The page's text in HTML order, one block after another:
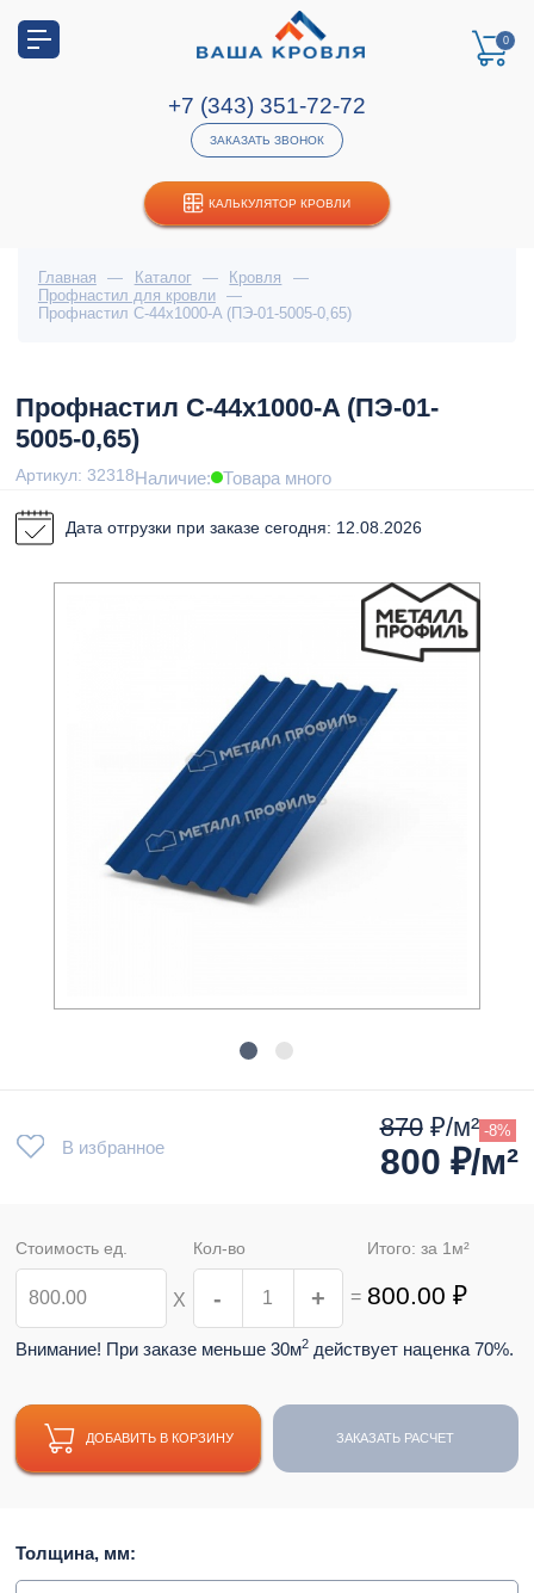
КАЛЬКУЛЯТОР КРОВЛИ
0
+7 (343) 351-72-72
ЗАКАЗАТЬ ЗВОНОК
Главная — Каталог — Кровля
—
Профнастил для кровли
—
Профнастил С-44x1000-A (ПЭ-01-5005-0,65)
Профнастил С-44x1000-A (ПЭ-01-
5005-0,65)
Артикул: 32318Наличие: Товара много
Дата отгрузки при заказе сегодня: 12.08.2026
В избранное
870₽/м² -8%
800 ₽/м²
Стоимость ед.
Х
Кол-во
- + =
Итого: за 1 м²
800.00 ₽
Внимание! При заказе меньше 30м2 действует наценка 70%.
ДОБАВИТЬ В КОРЗИНУ ЗАКАЗАТЬ РАСЧЕТ
Толщина, мм: